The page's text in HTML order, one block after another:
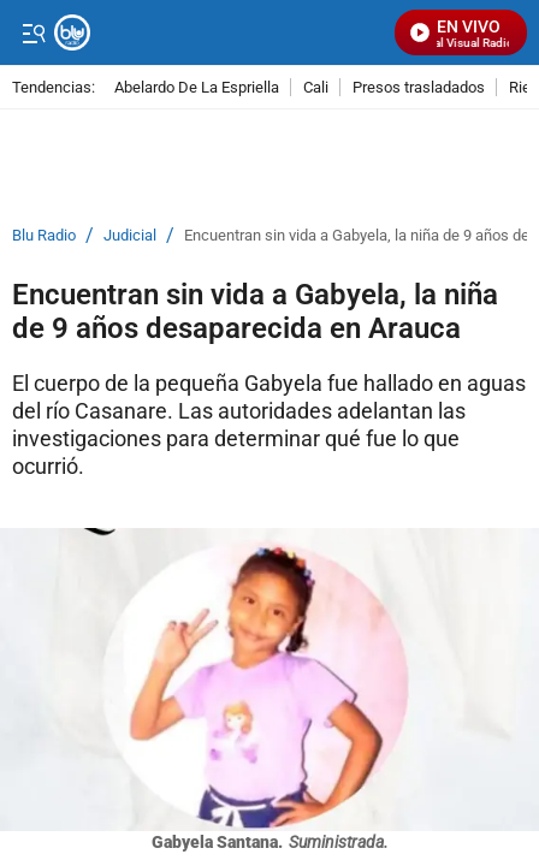
EN VIVO
Señal Visual Radio
Tendencias: Abelardo De La Espriella Cali Presos trasladados
Blu Radio / Judicial / Encuentran sin vida a Gabyela, la niña de 9 años
Encuentran sin vida a Gabyela, la niña
de 9 años desaparecida en Arauca
El cuerpo de la pequeña Gabyela fue hallado en aguas
del río Casanare. Las autoridades adelantan las
investigaciones para determinar qué fue lo que
ocurrió.
Gabyela Santana. Suministrada.